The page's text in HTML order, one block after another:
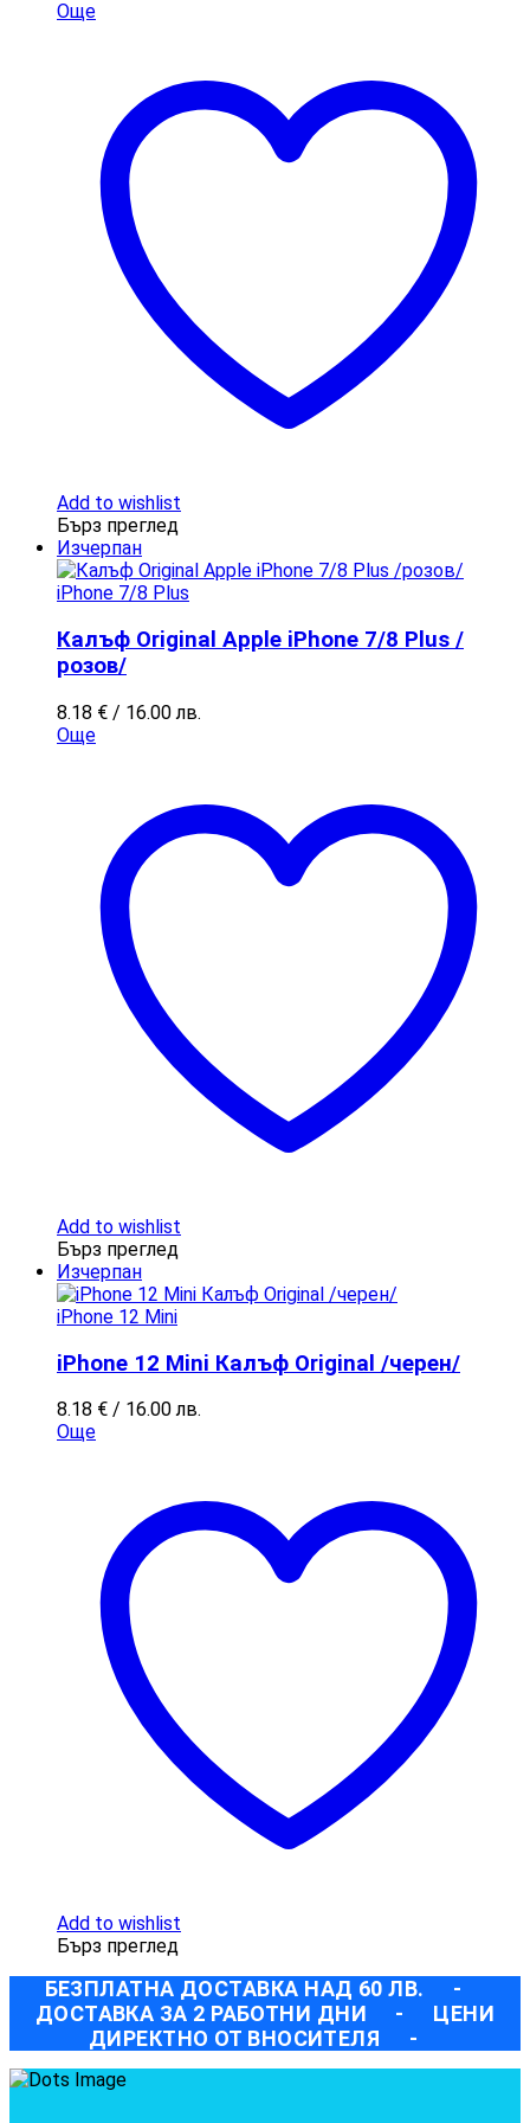
Още
Add to wishlist
Бърз преглед
Изчерпан
iPhone 7/8 Plus
Калъф Original Apple iPhone 7/8 Plus /
розов/
8.18 € / 16.00 лв.
Още
Add to wishlist
Бърз преглед
Изчерпан
iPhone 12 Mini
iPhone 12 Mini Калъф Original /черен/
8.18 € / 16.00 лв.
Още
Add to wishlist
Бърз преглед
БЕЗПЛАТНА ДОСТАВКА НАД 60 ЛВ.
-
ДОСТАВКА ЗА 2 РАБОТНИ ДНИ
-
ЦЕНИ
ДИРЕКТНО ОТ ВНОСИТЕЛЯ
-